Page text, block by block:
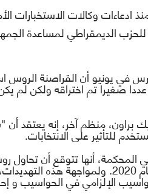
وكالات الاستخبارات
للحزب الديمقراطي لمساعدة
الرئاسة الأمريكية عام 2016 و أن عددا صغيرا
براون، منظم آخر، إنه يعتقد أن "
للتأثير على الانتخابات.
المحكمة، أنها تتوقع أن تحاول
المدة الامريكية لعام 2018 والانتخابات لعام
الإلزامي في الحواسيب و